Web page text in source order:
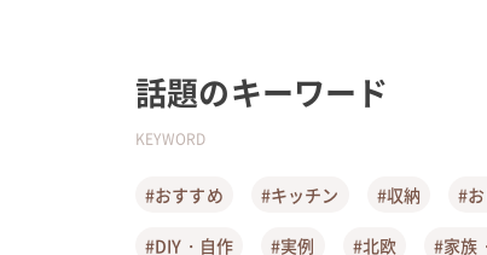
話題のキーワード
KEYWORD
#おすすめ #キッチン #収納 #
#DIY・自作 #実例 #北欧 #家族